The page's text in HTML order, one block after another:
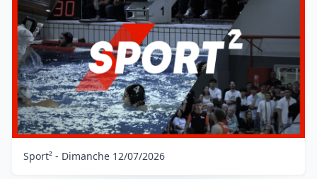
Sport² - Dimanche 12/07/2026